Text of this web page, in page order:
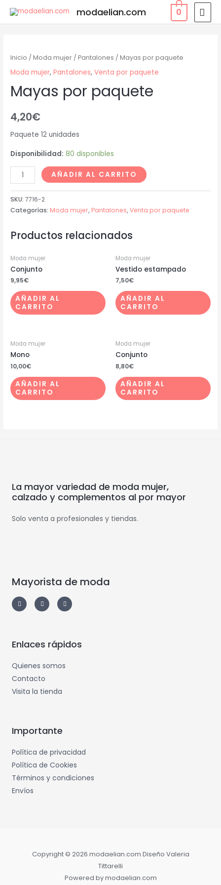
modaelian.com 0
Inicio /Moda mujer /Pantalones / Mayas por paquete
Moda mujer,Pantalones,Venta por paquete
Mayas por paquete
4,20€
Paquete 12 unidades
Disponibilidad: 80 disponibles
AÑADIR AL CARRITO
SKU:7716-2
Categorías: Moda mujer, Pantalones,Venta por paquete
Productos relacionados
Moda mujer
Conjunto
9,95€
AÑADIR AL
CARRITO
Moda mujer
Vestido estampado
7,50€
AÑADIR AL
CARRITO
Moda mujer
Mono
10,00€
AÑADIR AL
CARRITO
Moda mujer
Conjunto
8,80€
AÑADIR AL
CARRITO
La mayor variedad de moda mujer,
calzado y complementos al por mayor
Solo venta a profesionales y tiendas.
Mayorista de moda
Enlaces rápidos
Quienes somos
Contacto
Visita la tienda
Importante
Política de privacidad
Política de Cookies
Términos y condiciones
Envíos
Copyright © 2026 modaelian.com Diseño Valeria
Tittarelli
Powered by modaelian.com